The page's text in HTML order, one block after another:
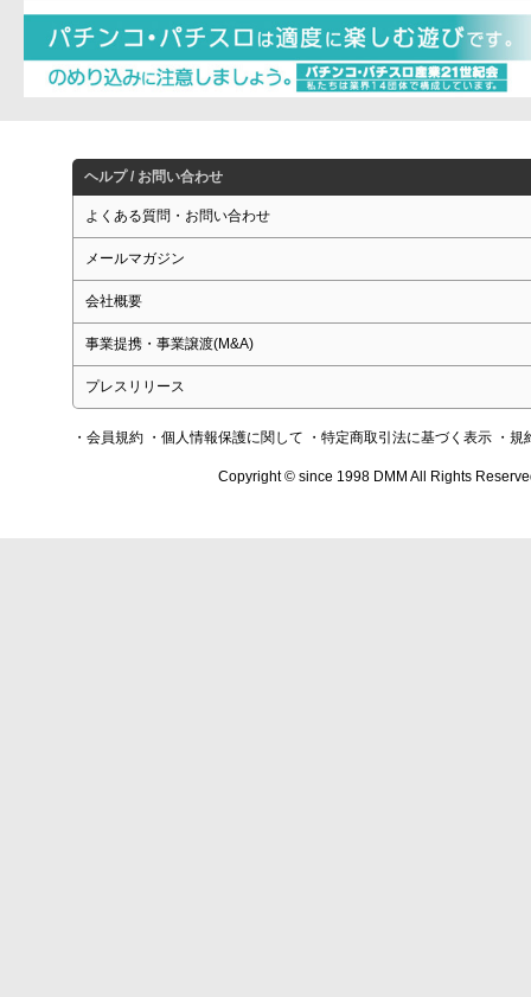
ヘルプ / お問い合わせ
よくある質問・お問い合わせ
メールマガジン
会社概要
事業提携・事業譲渡(M&A)
プレスリリース
・会員規約 ・個人情報保護に関して ・特定商取引法に基づく表示 ・規
Copyright © since 1998 DMM All Rights